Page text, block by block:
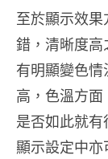
至於顯示效
錯，清晰度
有明顯變色
高，色溫方
是否如此就
顯示設定中